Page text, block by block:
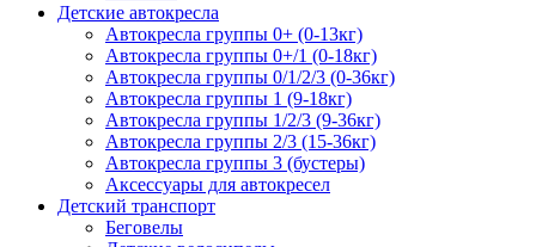
Детские автокресла
Автокресла группы 0+ (0-13кг)
Автокресла группы 0+/1 (0-18кг)
Автокресла группы 0/1/2/3 (0-36кг)
Автокресла группы 1 (9-18кг)
Автокресла группы 1/2/3 (9-36кг)
Автокресла группы 2/3 (15-36кг)
Автокресла группы 3 (бустеры)
Аксессуары для автокресел
Детский транспорт
Беговелы